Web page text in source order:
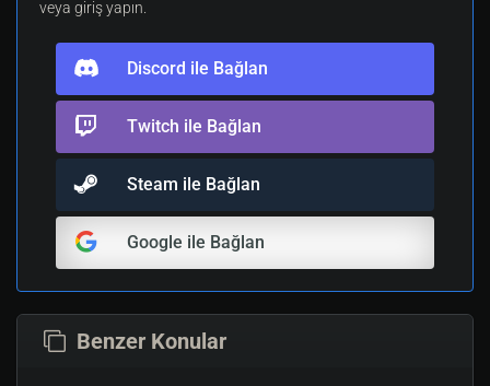
veya giriş yapın.
Discord ile Bağlan
Twitch ile Bağlan
Steam ile Bağlan
Google ile Bağlan
Benzer Konular